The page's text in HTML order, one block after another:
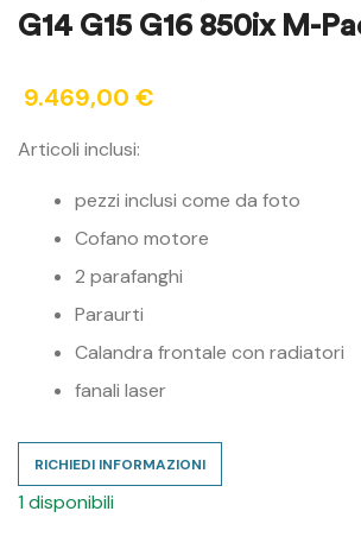
G14 G15 G16 850ix M-
9.469,00 €
Articoli inclusi:
pezzi inclusi come da foto
Cofano motore
2 parafanghi
Paraurti
Calandra frontale con radiatori
fanali laser
RICHIEDI INFORMAZIONI
1 disponibili